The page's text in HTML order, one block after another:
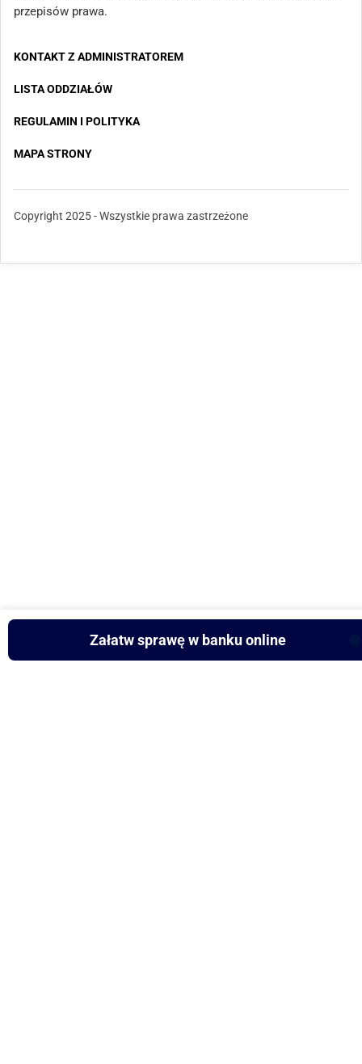
przepisów prawa.
KONTAKT Z ADMINISTRATOREM
LISTA ODDZIAŁÓW
REGULAMIN I POLITYKA
MAPA STRONY
Copyright 2025 - Wszystkie prawa zastrzeżone
Załatw sprawę w banku online